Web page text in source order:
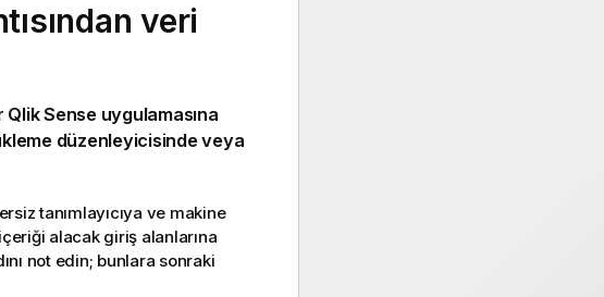
veri
Qlik Sense uygulamasına
düzenleyicisindeveya
tanımlayıcıya ve makine
alacak giriş alanlarına
not edin; bunlara sonraki